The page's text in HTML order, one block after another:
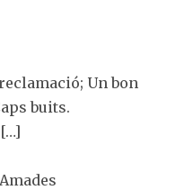
Un bon
buits.